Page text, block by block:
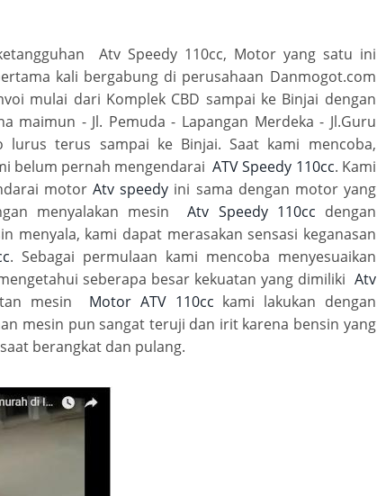
Atv Speedy 110cc, Motor yang satu ini
kali bergabung di perusahaan Danmogot.com
mulai dari Komplek CBD sampai ke Binjai dengan
- Jl. Pemuda - Lapangan Merdeka - Jl.Guru
lurus terus sampai ke Binjai. Saat kami mencoba,
belum pernah mengendaraiATV Speedy 110cc. Kami
motorAtv speedy ini sama dengan motor yang
menyalakan mesinAtv Speedy 110cc dengan
menyala, kami dapat merasakan sensasi keganasan
. Sebagai permulaan kami mencoba menyesuaikan
seberapa besar kekuatan yang dimiliki Atv
mesin Motor ATV 110cc kami lakukan dengan
mesin pun sangat teruji dan irit karena bensin yang
berangkat dan pulang.